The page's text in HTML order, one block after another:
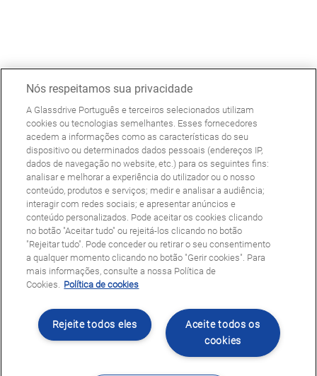
Nós respeitamos sua privacidade
A Glassdrive Português e terceiros selecionados utilizam
cookies ou tecnologias semelhantes. Esses fornecedores
acedem a informações como as características do seu
dispositivo ou determinados dados pessoais (endereços IP,
dados de navegação no website, etc.) para os seguintes fins:
analisar e melhorar a experiência do utilizador ou o nosso
conteúdo, produtos e serviços; medir e analisar a audiência;
interagir com redes sociais; e apresentar anúncios e
conteúdo personalizados. Pode aceitar os cookies clicando
no botão "Aceitar tudo" ou rejeitá-los clicando no botão
"Rejeitar tudo". Pode conceder ou retirar o seu consentimento
a qualquer momento clicando no botão "Gerir cookies". Para
mais informações, consulte a nossa Política de
Cookies. Política de cookies
Aceite todos os
cookies
Rejeite todos eles